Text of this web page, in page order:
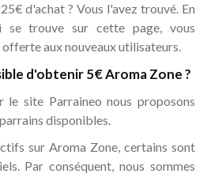
d'achat ? Vous l'avez trouvé. En
se trouve sur cette page, vous
aux nouveaux utilisateurs.
d'obtenir 5€ Aroma Zone ?
le site Parraineo nous proposons
disponibles.
sur Aroma Zone, certains sont
Par conséquent, nous sommes